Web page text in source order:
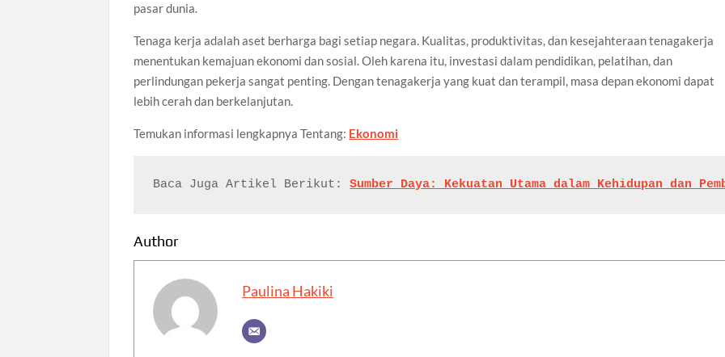
pasar dunia.
Tenaga kerja adalah aset berharga bagi setiap negara. Kualitas, produktivitas, dan kesejahteraan tenagakerja
menentukan kemajuan ekonomi dan sosial. Oleh karena itu, investasi dalam pendidikan, pelatihan, dan
perlindungan pekerja sangat penting. Dengan tenagakerja yang kuat dan terampil, masa depan ekonomi dapat
lebih cerah dan berkelanjutan.
Temukan informasi lengkapnya Tentang: Ekonomi
Baca Juga Artikel Berikut: Sumber Daya: Kekuatan Utama dalam Kehidupan dan
Author
Paulina Hakiki